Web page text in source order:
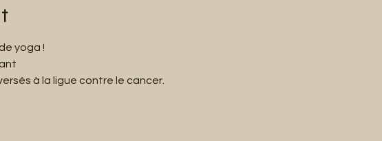
yoga !
à la ligue contre le cancer.